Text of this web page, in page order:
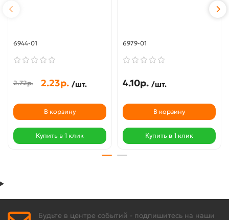
6944-01
2.72р. 2.23р. /шт.
В корзину
Купить в 1 клик
6979-01
4.10р. /шт.
В корзину
Купить в 1 клик
Будьте в центре событий - подпишитесь на наши